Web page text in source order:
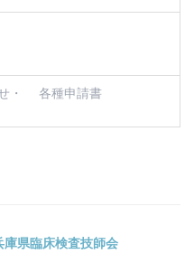
・
各種申請書
庫県臨床検査技師会